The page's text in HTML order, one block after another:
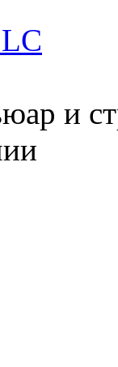
и